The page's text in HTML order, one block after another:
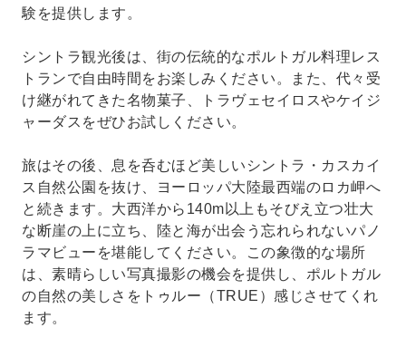
験を提供します。
シントラ観光後は、街の伝統的なポルトガル料理レス
トランで自由時間をお楽しみください。また、代々受
け継がれてきた名物菓子、トラヴェセイロスやケイジ
ャーダスをぜひお試しください。
旅はその後、息を呑むほど美しいシントラ・カスカイ
ス自然公園を抜け、ヨーロッパ大陸最西端のロカ岬へ
と続きます。大西洋から140m以上もそびえ立つ壮大
な断崖の上に立ち、陸と海が出会う忘れられないパノ
ラマビューを堪能してください。この象徴的な場所
は、素晴らしい写真撮影の機会を提供し、ポルトガル
の自然の美しさをトゥルー（TRUE）感じさせてくれ
ます。